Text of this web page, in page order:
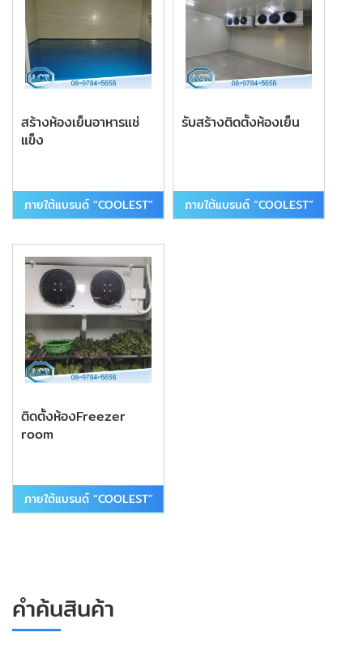
สร้างห้องเย็นอาหารแช่
แข็ง
ภายใต้แบรนด์ “COOLEST”
รับสร้างติดตั้งห้องเย็น
ภายใต้แบรนด์ “COOLEST”
ติดตั้งห้องFreezer
room
ภายใต้แบรนด์ “COOLEST”
คำค้นสินค้า